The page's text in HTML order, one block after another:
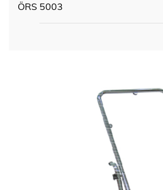
ÖRS 5003